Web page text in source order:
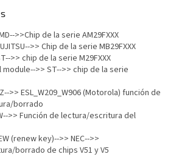
>>Chip de la serie AM29FXXX
>> Chip de la serie MB29FXXX
>> chip de la serie M29FXXX
module-->> ST-->> chip de la serie
>> ESL_W209_W906 (Motorola) función de
borrado
>> Función de lectura/escritura del
(renew key)-->> NEC-->>
borrado de chips V51 y V5